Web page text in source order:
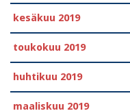
kesäkuu 2019
toukokuu 2019
huhtikuu 2019
maaliskuu 2019